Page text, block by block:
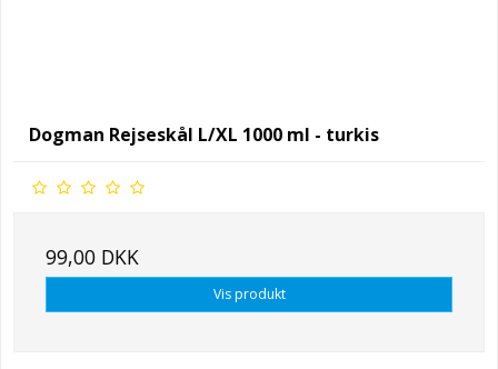
Dogman Rejseskål L/XL 1000 ml - turkis
99,00 DKK
Vis produkt